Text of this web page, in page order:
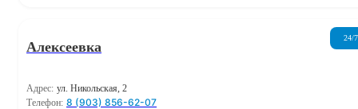
Алексеевка
24/7
Адрес: ул. Никольская, 2
Телефон: 8 (903) 856-62-07